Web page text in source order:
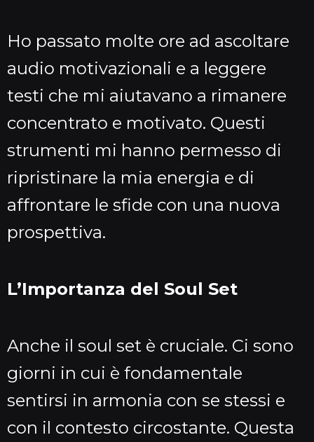
Ho passato molte ore ad ascoltare
audio motivazionali e a leggere
testi che mi aiutavano a rimanere
concentrato e motivato. Questi
strumenti mi hanno permesso di
ripristinare la mia energia e di
affrontare le sfide con una nuova
prospettiva.
L’Importanza del Soul Set
Anche il soul set è cruciale. Ci sono
giorni in cui è fondamentale
sentirsi in armonia con se stessi e
con il contesto circostante. Questa